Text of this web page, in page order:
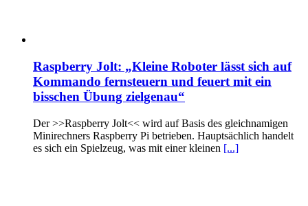
Raspberry Jolt: „Kleine Roboter lässt sich auf
Kommando fernsteuern und feuert mit ein
bisschen Übung zielgenau“
Der >>Raspberry Jolt<< wird auf Basis des gleichnamigen
Minirechners Raspberry Pi betrieben. Hauptsächlich handelt
es sich ein Spielzeug, was mit einer kleinen [...]